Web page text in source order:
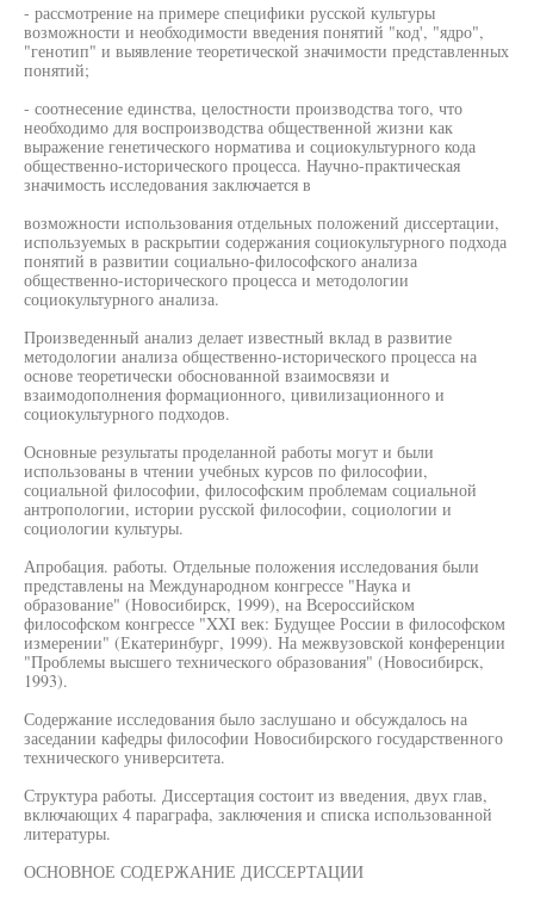
- рассмотрение на примере специфики русской культуры
возможности и необходимости введения понятий "код', "ядро",
"генотип" и выявление теоретической значимости представленных
понятий;
- соотнесение единства, целостности производства того, что
необходимо для воспроизводства общественной жизни как
выражение генетического норматива и социокультурного кода
общественно-исторического процесса. Научно-практическая
значимость исследования заключается в
возможности использования отдельных положений диссертации,
используемых в раскрытии содержания социокультурного подхода
понятий в развитии социально-философского анализа
общественно-исторического процесса и методологии
социокультурного анализа.
Произведенный анализ делает известный вклад в развитие
методологии анализа общественно-исторического процесса на
основе теоретически обоснованной взаимосвязи и
взаимодополнения формационного, цивилизационного и
социокультурного подходов.
Основные результаты проделанной работы могут и были
использованы в чтении учебных курсов по философии,
социальной философии, философским проблемам социальной
антропологии, истории русской философии, социологии и
социологии культуры.
Апробация. работы. Отдельные положения исследования были
представлены на Международном конгрессе "Наука и
образование" (Новосибирск, 1999), на Всероссийском
философском конгрессе "XXI век: Будущее России в философском
измерении" (Екатеринбург, 1999). На межвузовской конференции
"Проблемы высшего технического образования" (Новосибирск,
1993).
Содержание исследования было заслушано и обсуждалось на
заседании кафедры философии Новосибирского государственного
технического университета.
Структура работы. Диссертация состоит из введения, двух глав,
включающих 4 параграфа, заключения и списка использованной
литературы.
ОСНОВНОЕ СОДЕРЖАНИЕ ДИССЕРТАЦИИ